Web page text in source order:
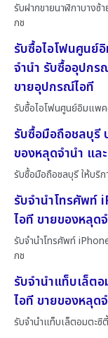
รับฝากขายนาฬิกาบางซ้
กช
รับซื้อไอโฟนศูนย์
จำนำ รับซื้ออุปกร
ขายอุปกรณ์ไอที
รับซื้อไอโฟนศูนย์อิมแพค
รับซื้อมือถือชลบุรี
ของหลุดจำนำ แล
รับซื้อมือถือชลบุรี ให้บริ
รับจำนำโทรศัพท์
ไอที ขายของหลุด
รับจำนำโทรศัพท์
กช
รับจำนำแท็บเล็ต
ไอที ขายของหลุด
รับจำนำแท็บเล็ตอมตะซิ